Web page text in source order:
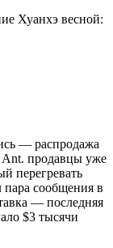
Хуанхэ весной:
— распродажа
Ant. продавцы уже
перегревать
сообщения в
— последняя
$3 тысячи